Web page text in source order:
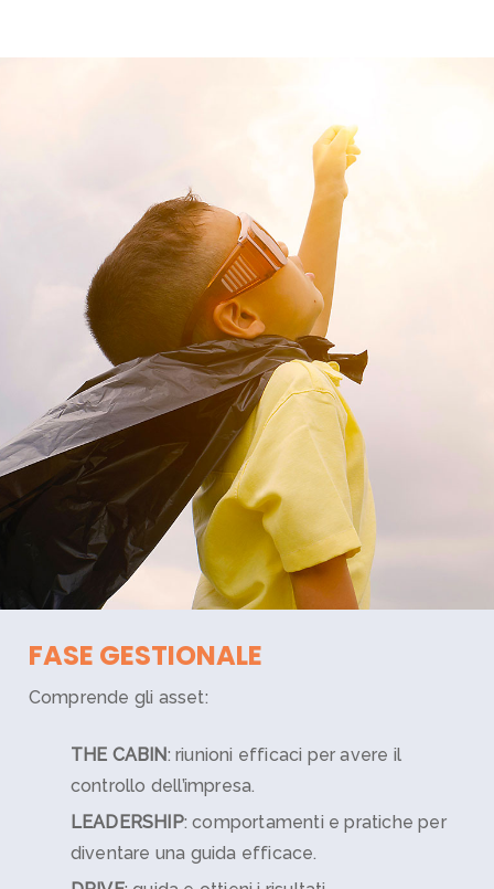
FASE GESTIONALE
Comprende gli asset:
THE CABIN: riunioni efficaci per avere il
controllo dell’impresa.
LEADERSHIP: comportamenti e pratiche per
diventare una guida efficace.